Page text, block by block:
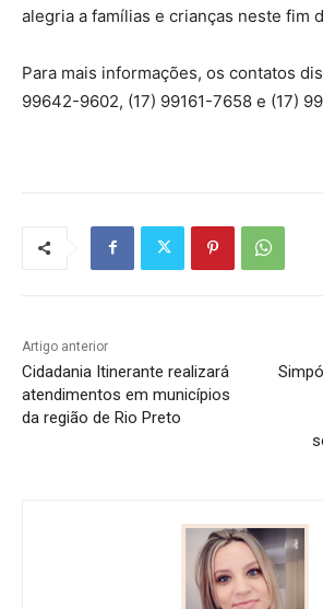
alegria a famílias e crianças neste fim
Para mais informações, os contatos
99642-9602, (17) 99161-7658 e (17)
Artigo anterior
Cidadania Itinerante realizará
atendimentos em municípios
da região de Rio Preto